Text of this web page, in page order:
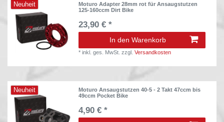
Neuheit
Moturo Adapter 28mm rot für Ansaugstutzen
125-160ccm Dirt Bike
23,90 € *
In den Warenkorb
*inkl. ges. MwSt. zzgl.Versandkosten
Neuheit
Moturo Ansaugstutzen 40-5 - 2 Takt 47ccm bis
49ccm Pocket Bike
4,90 € *